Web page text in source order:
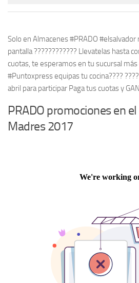
Solo en Almacenes #PRADO
pantalla ???????????? Llevatelas hasta
cuotas, te esperamos en tu sucursal más
#Puntoxpress equipas tu cocina????
abril para participar Paga tus cuotas y
PRADO promociones en
Madres 2017